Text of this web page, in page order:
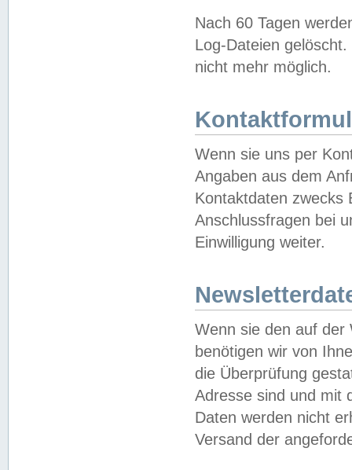
Nach 60 Tagen
Log-Dateien
nicht mehr möglich.
Wenn sie uns per
Angaben aus dem
Kontaktdaten zwecks
Anschlussfragen bei
Einwilligung weiter.
Wenn sie den auf der
benötigen wir von
die Überprüfung
Adresse sind und mit
Daten werden nicht
Versand der